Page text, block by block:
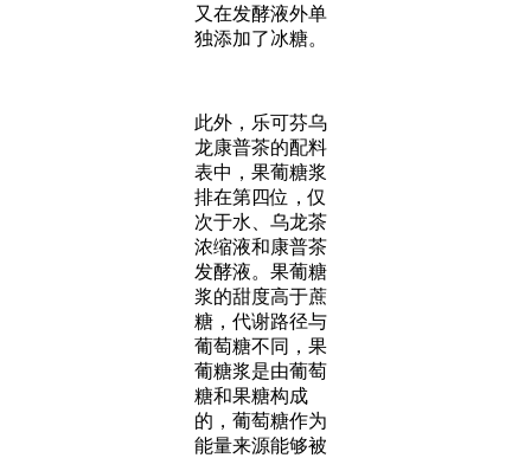
又在发酵液外单
独添加了冰糖。
此外，乐可芬乌
龙康普茶的配料
表中，果葡糖浆
排在第四位，仅
次于水、乌龙茶
浓缩液和康普茶
发酵液。果葡糖
浆的甜度高于蔗
糖，代谢路径与
葡萄糖不同，果
葡糖浆是由葡萄
糖和果糖构成
的，葡萄糖作为
能量来源能够被